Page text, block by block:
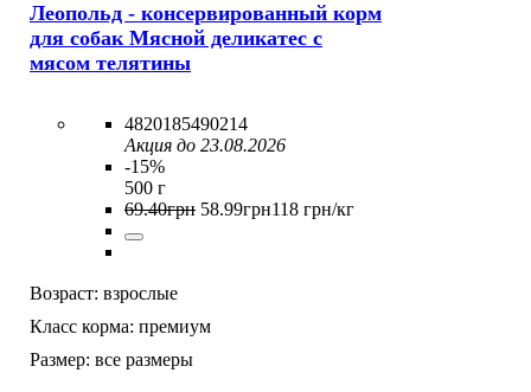
Леопольд - консервированный корм
для собак Мясной деликатес с
мясом телятины
4820185490214
Акция до 23.08.2026
-15%
500 г
69.40грн 58.99грн118 грн/кг
Возраст: взрослые
Класс корма: премиум
Размер: все размеры